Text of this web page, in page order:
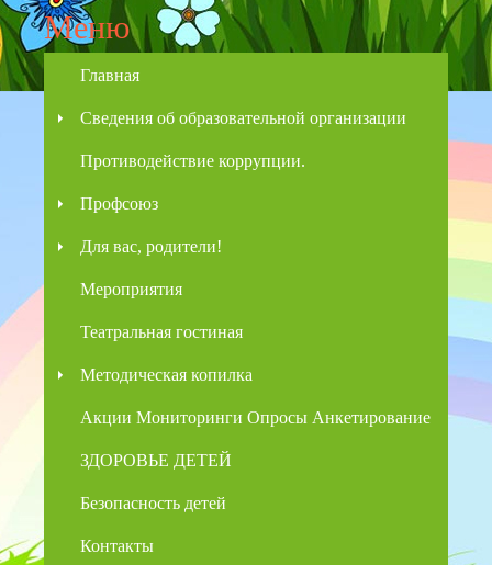
Меню
Главная
Сведения об образовательной организации
Противодействие коррупции.
Профсоюз
Для вас, родители!
Мероприятия
Театральная гостиная
Методическая копилка
Акции Мониторинги Опросы Анкетирование
ЗДОРОВЬЕ ДЕТЕЙ
Безопасность детей
Контакты